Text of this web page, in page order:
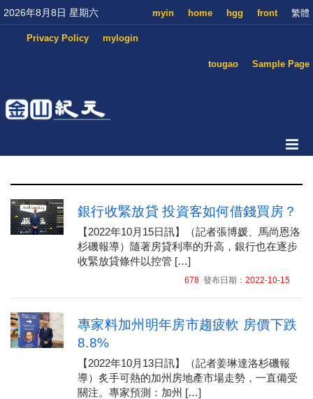
2026年8月8日 星期六 繁體
front
hgg
home
myin
mylogin
Privacy Policy
Sample Page
tougao
銀行收緊放貸 投資客如何借錢買房？
【2022年10月15日訊】（記者張博媛、馬尚恩洛
杉磯報導）隨著房貸利率的升高，銀行也在逐步
收緊放貸條件以控管 […]
678發布日期： 2022-10-15
專家料加州明年房市趨疲軟 房價下跌
8.8%
【2022年10月13日訊】（記者姜琳達洛杉磯報
導）炙手可熱的加州房地產市場走勢，一直備受
關注。專家預測：加州 […]